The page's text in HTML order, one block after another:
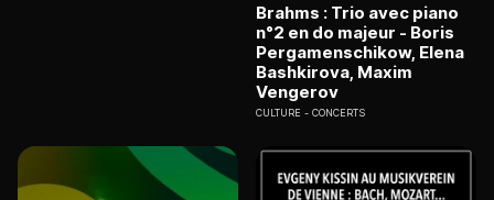
Brahms : Trio avec piano
n°2 en do majeur - Boris
Pergamenschikow, Elena
Bashkirova, Maxim
Vengerov
CULTURE CONCERTS